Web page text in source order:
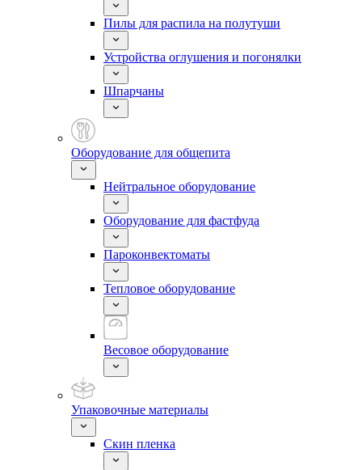
Пилы для распила на полутуши
Устройства оглушения и погонялки
Шпарчаны
Оборудование для общепита
Нейтральное оборудование
Оборудование для фастфуда
Пароконвектоматы
Тепловое оборудование
Весовое оборудование
Упаковочные материалы
Скин пленка